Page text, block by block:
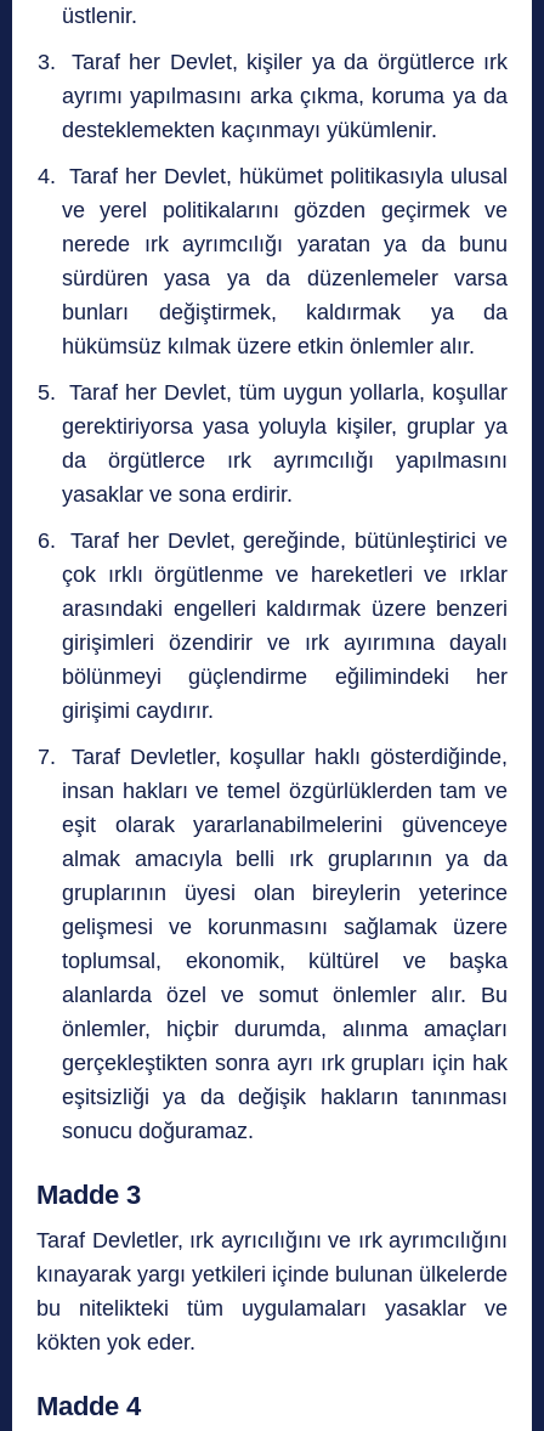
üstlenir.
Taraf her Devlet, kişiler ya da örgütlerce ırk
ayrımı yapılmasını arka çıkma, koruma ya da
desteklemekten kaçınmayı yükümlenir.
Taraf her Devlet, hükümet politikasıyla ulusal
ve yerel politikalarını gözden geçirmek ve
nerede ırk ayrımcılığı yaratan ya da bunu
sürdüren yasa ya da düzenlemeler varsa
bunları değiştirmek, kaldırmak ya da
hükümsüz kılmak üzere etkin önlemler alır.
Taraf her Devlet, tüm uygun yollarla, koşullar
gerektiriyorsa yasa yoluyla kişiler, gruplar ya
da örgütlerce ırk ayrımcılığı yapılmasını
yasaklar ve sona erdirir.
Taraf her Devlet, gereğinde, bütünleştirici ve
çok ırklı örgütlenme ve hareketleri ve ırklar
arasındaki engelleri kaldırmak üzere benzeri
girişimleri özendirir ve ırk ayırımına dayalı
bölünmeyi güçlendirme eğilimindeki her
girişimi caydırır.
Taraf Devletler, koşullar haklı gösterdiğinde,
insan hakları ve temel özgürlüklerden tam ve
eşit olarak yararlanabilmelerini güvenceye
almak amacıyla belli ırk gruplarının ya da
gruplarının üyesi olan bireylerin yeterince
gelişmesi ve korunmasını sağlamak üzere
toplumsal, ekonomik, kültürel ve başka
alanlarda özel ve somut önlemler alır. Bu
önlemler, hiçbir durumda, alınma amaçları
gerçekleştikten sonra ayrı ırk grupları için hak
eşitsizliği ya da değişik hakların tanınması
sonucu doğuramaz.
Madde 3
Taraf Devletler, ırk ayrıcılığını ve ırk ayrımcılığını
kınayarak yargı yetkileri içinde bulunan ülkelerde
bu nitelikteki tüm uygulamaları yasaklar ve
kökten yok eder.
Madde 4